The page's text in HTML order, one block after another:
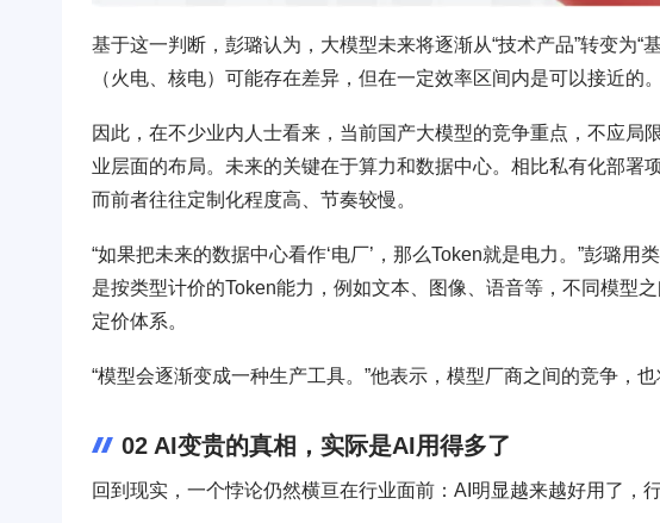
基于这一判断，彭璐认为，大模型未来将逐渐从“技术产品”转变为“
（火电、核电）可能存在差异，但在一定效率区间内是可以接近的
因此，在不少业内人士看来，当前国产大模型的竞争重点，不应局
业层面的布局。未来的关键在于算力和数据中心。相比私有化部署
而前者往往定制化程度高、节奏较慢。
“如果把未来的数据中心看作‘电厂’，那么Token就是电力。”彭璐
是按类型计价的Token能力，例如文本、图像、语音等，不同模型
定价体系。
“模型会逐渐变成一种生产工具。”他表示，模型厂商之间的竞争，也
02 AI变贵的真相，实际是AI用得多了
回到现实，一个悖论仍然横亘在行业面前：AI明显越来越好用了，行